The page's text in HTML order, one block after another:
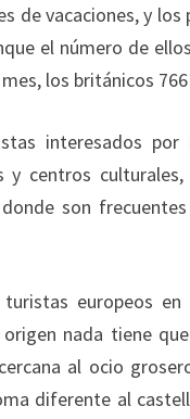
de vacaciones, y
el número de
los británicos
interesados por
y centros
son
europeos
nada tiene
al ocio
diferente al